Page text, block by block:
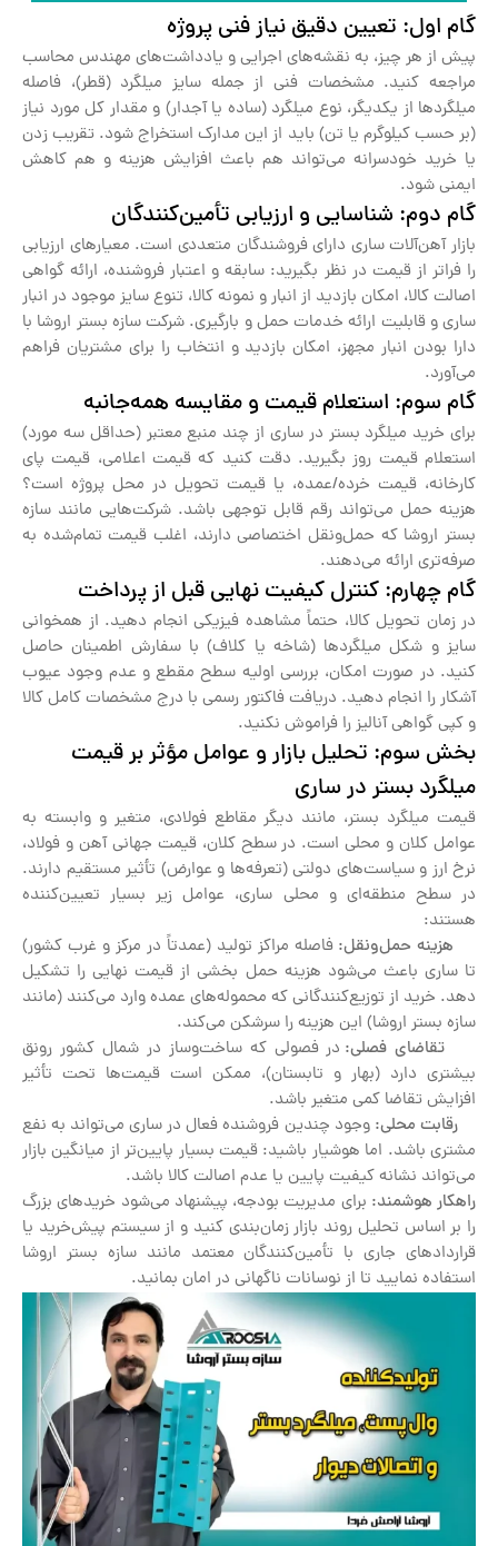
گام اول: تعیین دقیق نیاز فنی پروژه
پیش از هر چیز، به نقشه‌های اجرایی و یادداشت‌های مهندس محاسب
مراجعه کنید. مشخصات فنی از جمله سایز میلگرد (قطر)، فاصله
میلگردها از یکدیگر، نوع میلگرد (ساده یا آجدار) و مقدار کل مورد نیاز
(بر حسب کیلوگرم یا تن) باید از این مدارک استخراج شود. تقریب زدن
یا خرید خودسرانه می‌تواند هم باعث افزایش هزینه و هم کاهش
ایمنی شود.
گام دوم: شناسایی و ارزیابی تأمین‌کنندگان
بازار آهن‌آلات ساری دارای فروشندگان متعددی است. معیارهای ارزیابی
را فراتر از قیمت در نظر بگیرید: سابقه و اعتبار فروشنده، ارائه گواهی
اصالت کالا، امکان بازدید از انبار و نمونه کالا، تنوع سایز موجود در انبار
ساری و قابلیت ارائه خدمات حمل و بارگیری. شرکت سازه بستر اروشا با
دارا بودن انبار مجهز، امکان بازدید و انتخاب را برای مشتریان فراهم
می‌آورد.
گام سوم: استعلام قیمت و مقایسه همه‌جانبه
برای خرید میلگرد بستر در ساری از چند منبع معتبر (حداقل سه مورد)
استعلام قیمت روز بگیرید. دقت کنید که قیمت اعلامی، قیمت پای
کارخانه، قیمت خرده/عمده، یا قیمت تحویل در محل پروژه است؟
هزینه حمل می‌تواند رقم قابل توجهی باشد. شرکت‌هایی مانند سازه
بستر اروشا که حمل‌ونقل اختصاصی دارند، اغلب قیمت تمام‌شده به
صرفه‌تری ارائه می‌دهند.
گام چهارم: کنترل کیفیت نهایی قبل از پرداخت
در زمان تحویل کالا، حتماً مشاهده فیزیکی انجام دهید. از همخوانی
سایز و شکل میلگردها (شاخه یا کلاف) با سفارش اطمینان حاصل
کنید. در صورت امکان، بررسی اولیه سطح مقطع و عدم وجود عیوب
آشکار را انجام دهید. دریافت فاکتور رسمی با درج مشخصات کامل کالا
و کپی گواهی آنالیز را فراموش نکنید.
بخش سوم: تحلیل بازار و عوامل مؤثر بر قیمت
میلگرد بستر در ساری
قیمت میلگرد بستر، مانند دیگر مقاطع فولادی، متغیر و وابسته به
عوامل کلان و محلی است. در سطح کلان، قیمت جهانی آهن و فولاد،
نرخ ارز و سیاست‌های دولتی (تعرفه‌ها و عوارض) تأثیر مستقیم دارند.
در سطح منطقه‌ای و محلی ساری، عوامل زیر بسیار تعیین‌کننده
هستند:
هزینه حمل‌ونقل: فاصله مراکز تولید (عمدتاً در مرکز و غرب کشور)
تا ساری باعث می‌شود هزینه حمل بخشی از قیمت نهایی را تشکیل
دهد. خرید از توزیع‌کنندگانی که محموله‌های عمده وارد می‌کنند (مانند
سازه بستر اروشا) این هزینه را سرشکن می‌کند.
تقاضای فصلی: در فصولی که ساخت‌وساز در شمال کشور رونق
بیشتری دارد (بهار و تابستان)، ممکن است قیمت‌ها تحت تأثیر
افزایش تقاضا کمی متغیر باشد.
رقابت محلی: وجود چندین فروشنده فعال در ساری می‌تواند به نفع
مشتری باشد. اما هوشیار باشید: قیمت بسیار پایین‌تر از میانگین بازار
می‌تواند نشانه کیفیت پایین یا عدم اصالت کالا باشد.
راهکار هوشمند: برای مدیریت بودجه، پیشنهاد می‌شود خریدهای بزرگ
را بر اساس تحلیل روند بازار زمان‌بندی کنید و از سیستم پیش‌خرید یا
قراردادهای جاری با تأمین‌کنندگان معتمد مانند سازه بستر اروشا
استفاده نمایید تا از نوسانات ناگهانی در امان بمانید.